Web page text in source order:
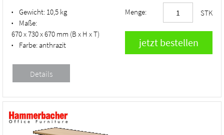
• Gewicht: 10,5 kg
•
Maße:
670 x 730 x 670 mm (B x H x T)
• Farbe: anthrazit
Menge: STK